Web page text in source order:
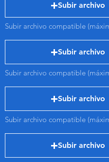
Subir archivo
Subir archivo compatible
Subir archivo
Subir archivo compatible
Subir archivo
Subir archivo compatible
Subir archivo